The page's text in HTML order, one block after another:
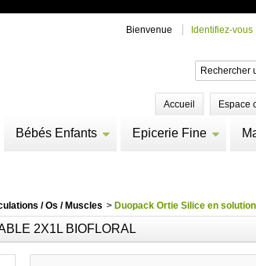
Bienvenue Identifiez-vous
Accueil Espace
Bébés Enfants Epicerie Fine
/ Os / Muscles > Duopack Ortie Silice en
2X1L BIOFLORAL